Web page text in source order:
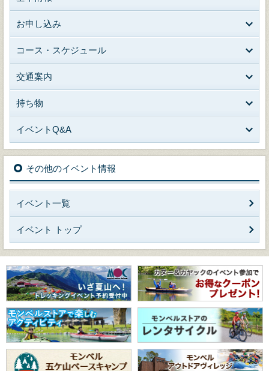
お申し込み
コース・スケジュール
交通案内
持ち物
イベントQ&A
その他のイベント情報
イベント一覧
イベント トップ